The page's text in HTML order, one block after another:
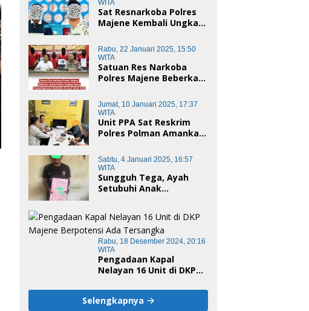
Nama Baik dan
penggelapan di Polres
WITA
Sat Resnarkoba Polres
Majene Kembali Ungkap
Narkoba Jenis Sabu, Dua
Pelaku Diamankan
Rabu, 22 Januari 2025, 15:50
WITA
Satuan Res Narkoba
Polres Majene Beberkan
Kasus Penyalahgunaan
Narkotika di Awal Tahun
2025
Jumat, 10 Januari 2025, 17:37
WITA
Unit PPA Sat Reskrim
Polres Polman Amankan
Pencabulan Anak di
Bawah Umur
Sabtu, 4 Januari 2025, 16:57
WITA
Sungguh Tega, Ayah
Setubuhi Anak
Rabu, 18 Desember 2024, 20:16
WITA
Pengadaan Kapal
Nelayan 16 Unit di DKP
Tersangka
Selengkapnya